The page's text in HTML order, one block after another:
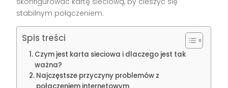
stabilnym połączeniem.
Spis treści
Czym jest karta sieciowa i dlaczego jest tak
ważna?
Najczęstsze przyczyny problemów z